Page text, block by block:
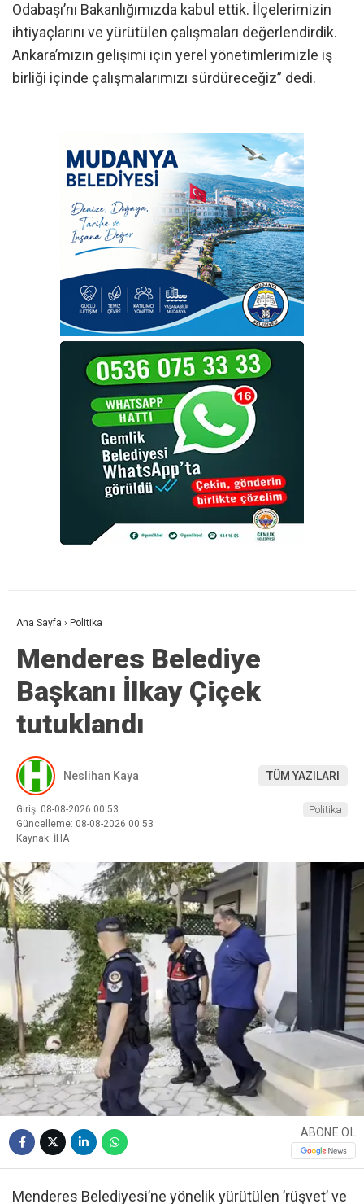
Odabaşı’nı Bakanlığımızda kabul ettik. İlçelerimizin
ihtiyaçlarını ve yürütülen çalışmaları değerlendirdik.
Ankara’mızın gelişimi için yerel yönetimlerimizle iş
birliği içinde çalışmalarımızı sürdüreceğiz” dedi.
Ana Sayfa › Politika
Menderes Belediye
Başkanı İlkay Çiçek
tutuklandı
Neslihan Kaya TÜM YAZILARI
Giriş: 08-08-2026 00:53
Güncelleme: 08-08-2026 00:53
Kaynak: İHA
Politika
ABONE OL
Menderes Belediyesi’ne yönelik yürütülen ’rüşvet’ ve